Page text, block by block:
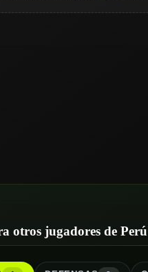
otros jugadores de Perú